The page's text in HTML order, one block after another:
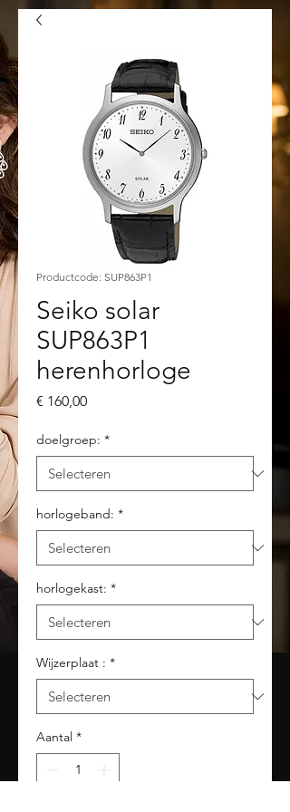
Productcode: SUP863P1
Seiko solar
SUP863P1
herenhorloge
€ 160,00Prijs
doelgroep: *
horlogeband: *
horlogekast: *
Wijzerplaat : *
Aantal *